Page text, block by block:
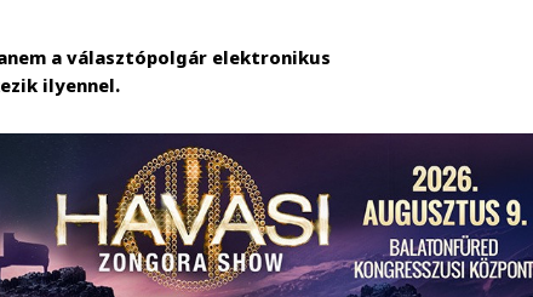
a választópolgár elektronikus
ilyennel.